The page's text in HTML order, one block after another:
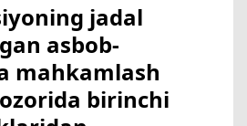
jadal
asbob-
mahkamlash
birinchi